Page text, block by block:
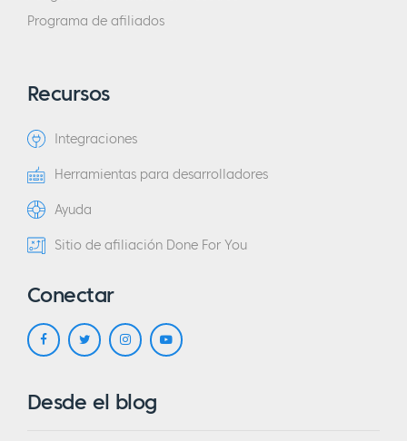
Programa de afiliados
Recursos
Integraciones
Herramientas para desarrolladores
Ayuda
Sitio de afiliación Done For You
Conectar
Desde el blog